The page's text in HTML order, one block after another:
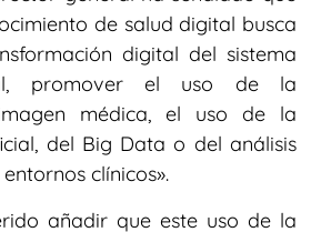
de salud digital busca
digital del sistema
promover el uso de la
médica, el uso de la
del Big Data o del análisis
clínicos».
añadir que este uso de la